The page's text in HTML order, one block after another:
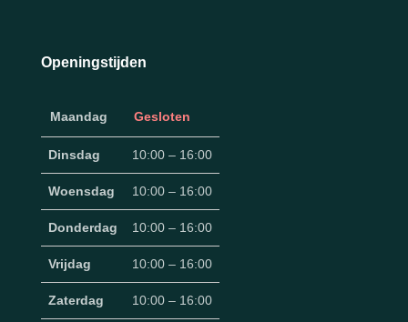
Openingstijden
Maandag Gesloten
Dinsdag 10:00 – 16:00
Woensdag 10:00 – 16:00
Donderdag 10:00 – 16:00
Vrijdag 10:00 – 16:00
Zaterdag 10:00 – 16:00